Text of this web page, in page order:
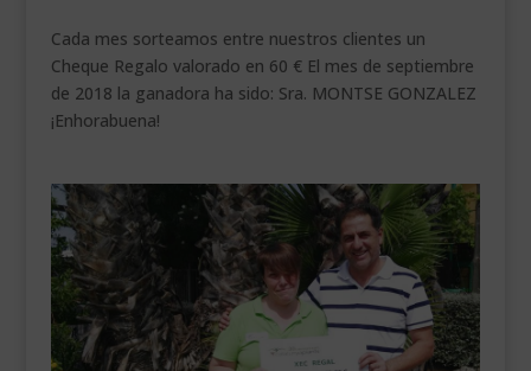
Cada mes sorteamos entre nuestros clientes un
Cheque Regalo valorado en 60 € El mes de septiembre
de 2018 la ganadora ha sido: Sra. MONTSE GONZALEZ
¡Enhorabuena!